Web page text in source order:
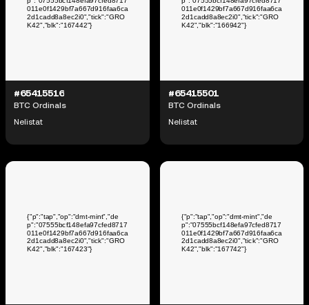
#65415516
BTC Ordinals
Nelistat
#65415501
BTC Ordinals
Nelistat